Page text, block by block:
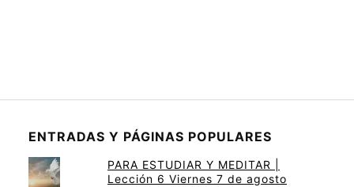
ENTRADAS Y PÁGINAS POPULARES
PARA ESTUDIAR Y MEDITAR |
Lección 6 Viernes 7 de agosto